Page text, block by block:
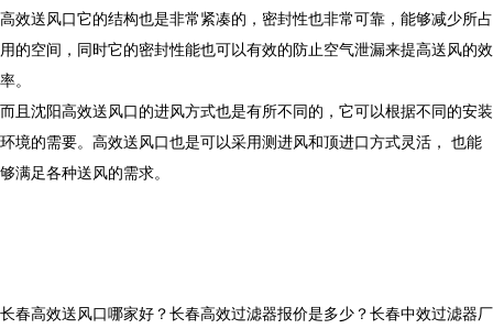
高效送风口它的结构也是非常紧凑的，密封性也非常可靠，能够减少所占
用的空间，同时它的密封性能也可以有效的防止空气泄漏来提高送风的效
率。
而且沈阳高效送风口的进风方式也是有所不同的，它可以根据不同的安装
环境的需要。高效送风口也是可以采用测进风和顶进口方式灵活， 也能
够满足各种送风的需求。
长春高效送风口哪家好？长春高效过滤器报价是多少？长春中效过滤器厂